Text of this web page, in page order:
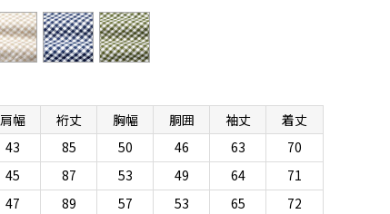
肩幅 裄丈 胸幅 胴囲 袖丈
着丈
43 85 50 46 63
70
45 87 53 49 64
71
47 89 57 53 65
72